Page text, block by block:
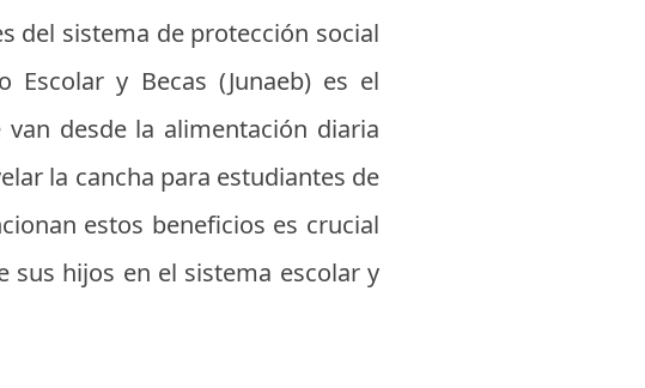
del sistema de protección social
y Becas (Junaeb) es el
desde la alimentación diaria
la cancha para estudiantes de
estos beneficios es crucial
sus hijos en el sistema escolar y